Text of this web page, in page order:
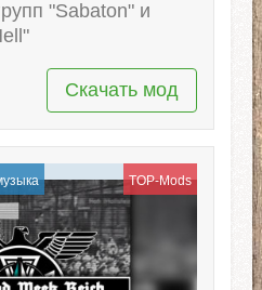
"Sabaton" и
Скачать мод
TOP-Mods